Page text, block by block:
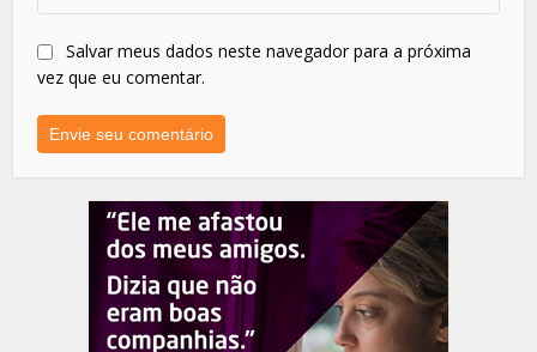
Salvar meus dados neste navegador para a próxima
vez que eu comentar.